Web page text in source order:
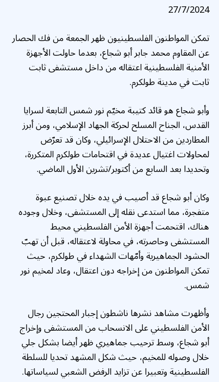
27/7/2024
تمكن المواطنون الفلسطينيون ظهر الجمعة من فك الحصار
عن المقاوم محمد جابر أبو شجاع، بعدما حاولت الأجهزة
الأمنية الفلسطينية اعتقاله من داخل مستشفى ثابت
ثابت في مدينة طولكرم.
وأبو شجاع هو قائد كتيبة مخيّم نور شمس التابعة لسرايا
القدس، الجناح المسلح لحركة الجهاد الإسلامي، ومن أبرز
المطاردين من الاحتلال الإسرائيلي، وكان قد تعرّض
لمحاولات اغتيال عديدة في اقتحامات طولكرم المتكررة،
وتحديدا بعد السابع من أكتوبر/تشرين الأول الماضي.
وكان أبو شجاع قد أصيب في يده خلال تصنيع عبوة
متفجرة، مما استدعى نقله إلى المستشفى، وخلال وجوده
هناك، اقتحمت أجهزة الأمن الفلسطيني محيط
المستشفى وحاصرته، في محاولة لاعتقاله، قبل أن تهبّ
الحشود الجماهيرية وأمّهات الشهداء في طولكرم، حيث
تمكن المواطنون من إخراجه دون اعتقال، وعاد لمخيم نور
شمس.
وأظهرت مشاهد نشرها ناشطون إجبار المحتجين رجال
الأمن الفلسطيني على الانسحاب من المستشفى وإخراج
أبو شجاع، وسط ترحيب جماهيري ظهر أيضا بشكل جلي
خلال وصوله للمخيم، حيث شكل المشهد تحديا للسلطة
الفلسطينية وتعبيرا عن تزايد الرفض الشعبي لسياساتها.